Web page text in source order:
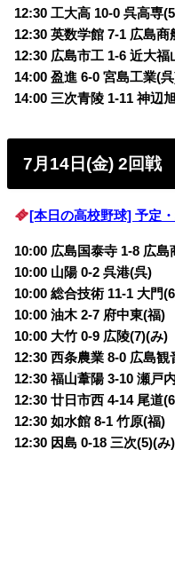
12:30 工大高 10-0 呉高専
12:30 英数学館 7-1 広島商
12:30 広島市工 1-6 近大福
14:00 盈進 6-0 宮島工業(
14:00 三次青陵 1-11 神辺
7月14日(金) 2回戦
[本日の高校野球] 予定
10:00 広島国泰寺 1-8 広島
10:00 山陽 0-2 呉港(呉)
10:00 総合技術 11-1 大門
10:00 油木 2-7 府中東(福)
10:00 大竹 0-9 広陵(7)(み)
12:30 西条農業 8-0 広島観
12:30 福山葦陽 3-10 瀬戸
12:30 廿日市西 4-14 尾道
12:30 如水館 8-1 竹原(福)
12:30 因島 0-18 三次(5)(み)